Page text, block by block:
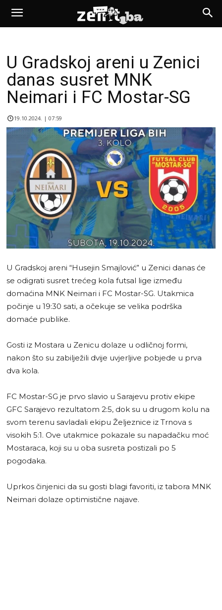
U Gradskoj areni u Zenici
danas susret MNK
Neimari i FC Mostar-SG
19.10.2024. | 07:59
U Gradskoj areni “Husejin Smajlović” u Zenici danas će
se odigrati susret trećeg kola futsal lige između
domaćina MNK Neimari i FC Mostar-SG. Utakmica
počinje u 19:30 sati, a očekuje se velika podrška
domaće publike.
Gosti iz Mostara u Zenicu dolaze u odličnoj formi,
nakon što su zabilježili dvije uvjerljive pobjede u prva
dva kola.
FC Mostar-SG je prvo slavio u Sarajevu protiv ekipe
GFC Sarajevo rezultatom 2:5, dok su u drugom kolu na
svom terenu savladali ekipu Željeznice iz Trnova s
visokih 5:1. Ove utakmice pokazale su napadačku moć
Mostaraca, koji su u oba susreta postizali po 5
pogodaka.
Uprkos činjenici da su gosti blagi favoriti, iz tabora MNK
Neimari dolaze optimistične najave.